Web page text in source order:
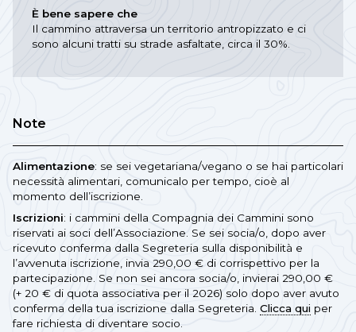
È bene sapere che
Il cammino attraversa un territorio antropizzato e ci
sono alcuni tratti su strade asfaltate, circa il 30%.
Note
Alimentazione: se sei vegetariana/vegano o se hai particolari
necessità alimentari, comunicalo per tempo, cioè al
momento dell’iscrizione.
Iscrizioni: i cammini della Compagnia dei Cammini sono
riservati ai soci dell’Associazione. Se sei socia/o, dopo aver
ricevuto conferma dalla Segreteria sulla disponibilità e
l’avvenuta iscrizione, invia 290,00 € di corrispettivo per la
partecipazione. Se non sei ancora socia/o, invierai 290,00 €
(+ 20 € di quota associativa per il 2026) solo dopo aver avuto
conferma della tua iscrizione dalla Segreteria. Clicca qui per
fare richiesta di diventare socio.